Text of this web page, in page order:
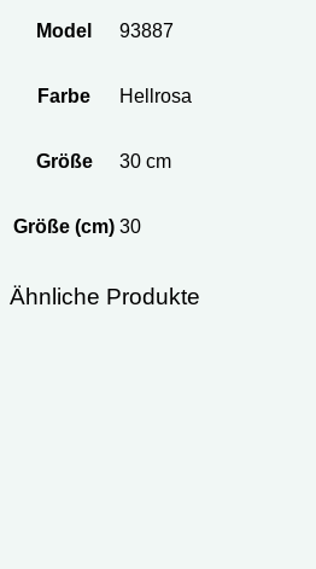
Model 93887
Farbe Hellrosa
Größe 30 cm
Größe (cm) 30
Ähnliche Produkte